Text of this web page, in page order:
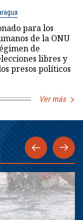
para los
de la ONU
de
libres y
presos políticos
Ver más